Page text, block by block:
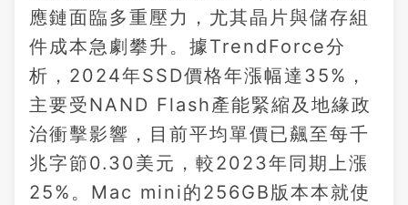
應鏈面臨多重壓力，尤其晶片與儲存組
件成本急劇攀升。據TrendForce分
析，2024年SSD價格年漲幅達35%，
主要受NAND Flash產能緊縮及地緣政
治衝擊影響，目前平均單價已飆至每千
兆字節0.30美元，較2023年同期上漲
25%。Mac mini的256GB版本本就使